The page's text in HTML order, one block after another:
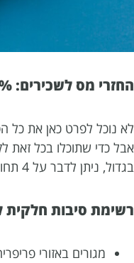
החזרי מס לשכירים: 80% מהשכירים מתבררים כזכאים
לא נוכל לפרט כאן את כל
אבל כדי שתוכלו בכל
בגדול, ניתן לדבר על 4 תחומים עיקריים: סיבות הקשורות לעבודה, סיבות רפואיות, סיבות אישיות וסיבות משפחתיות (בני זוג וכו').
רשימת סיבות חלקית
מגורים באזורי